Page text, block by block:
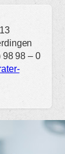
98 98 – 0